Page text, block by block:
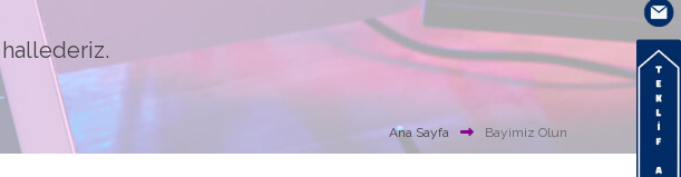
Ana Sayfa Bayimiz Olun